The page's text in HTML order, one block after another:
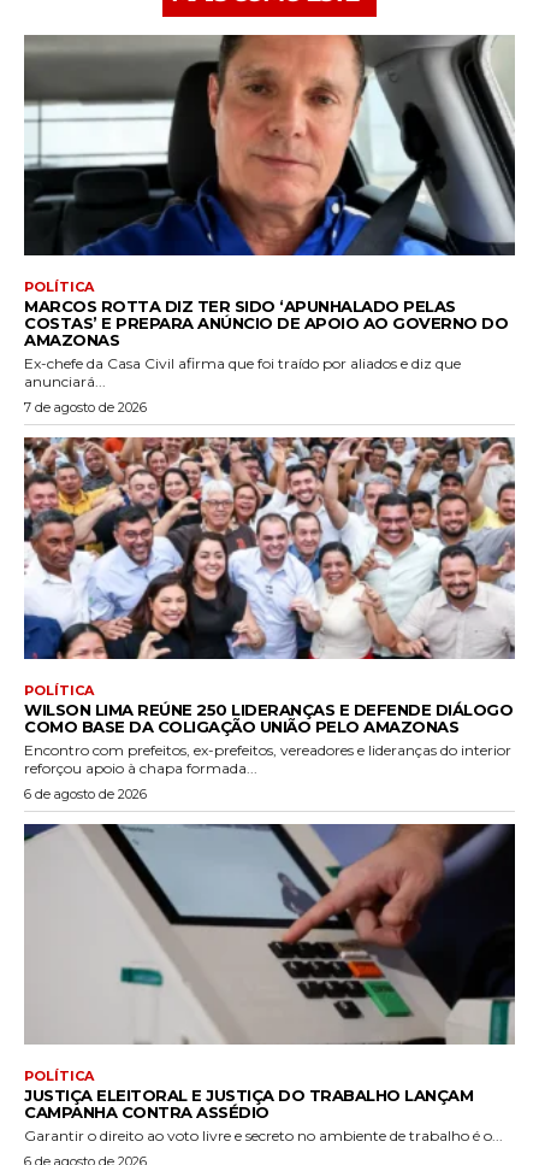
POLÍTICA
MARCOS ROTTA DIZ TER SIDO ‘APUNHALADO PELAS
COSTAS’ E PREPARA ANÚNCIO DE APOIO AO GOVERNO DO
AMAZONAS
Ex-chefe da Casa Civil afirma que foi traído por aliados e diz que
anunciará...
7 de agosto de 2026
POLÍTICA
WILSON LIMA REÚNE 250 LIDERANÇAS E DEFENDE DIÁLOGO
COMO BASE DA COLIGAÇÃO UNIÃO PELO AMAZONAS
Encontro com prefeitos, ex-prefeitos, vereadores e lideranças do interior
reforçou apoio à chapa formada...
6 de agosto de 2026
POLÍTICA
JUSTIÇA ELEITORAL E JUSTIÇA DO TRABALHO LANÇAM
CAMPANHA CONTRA ASSÉDIO
Garantir o direito ao voto livre e secreto no ambiente de trabalho é o...